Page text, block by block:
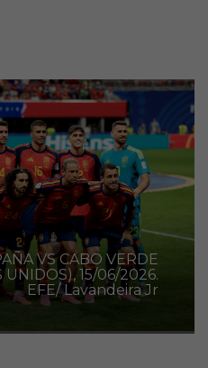
VS CABO VERDE
UNIDOS), 15/06/2026.
EFE/ Lavandeira Jr